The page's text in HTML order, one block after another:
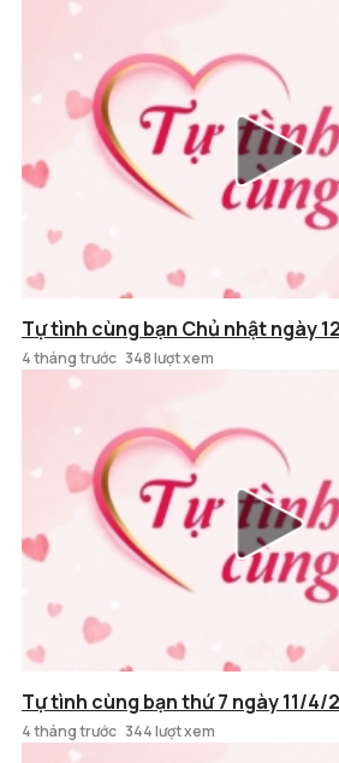
Tự tình cùng bạn Chủ nhật ngày
4 tháng trước 348 lượt xem
Tự tình cùng bạn thứ 7 ngày 11/4/
4 tháng trước 344 lượt xem